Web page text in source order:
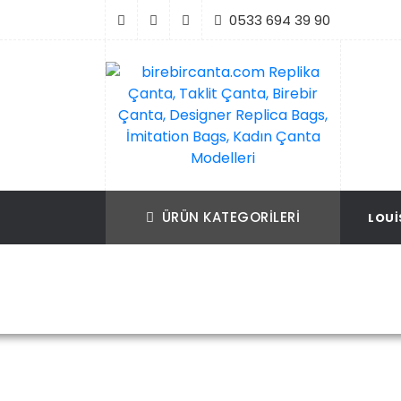
0533 694 39 90
Bags, Kadın Çanta Modelleri
ÜRÜN KATEGORILERI